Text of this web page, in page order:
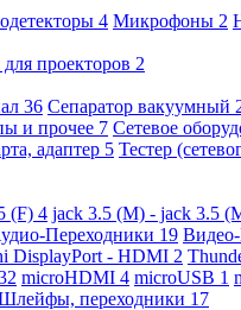
4 Микрофоны 2
проекторов 2
36 Сепаратор вакуумный
и прочее 7 Сетевое
адаптер 5 Тестер
(F) 4 jack 3.5 (M) - jack 3.5
Переходники 19
DisplayPort - HDMI 2
microHDMI 4 microUSB 1
переходники 17